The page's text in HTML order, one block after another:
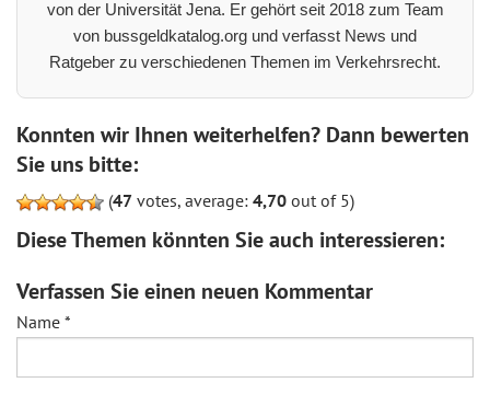
von der Universität Jena. Er gehört seit 2018 zum Team
von bussgeldkatalog.org und verfasst News und
Ratgeber zu verschiedenen Themen im Verkehrsrecht.
Konnten wir Ihnen weiterhelfen? Dann bewerten
Sie uns bitte:
(47 votes, average: 4,70 out of 5)
Diese Themen könnten Sie auch interessieren:
Verfassen Sie einen neuen Kommentar
Name *